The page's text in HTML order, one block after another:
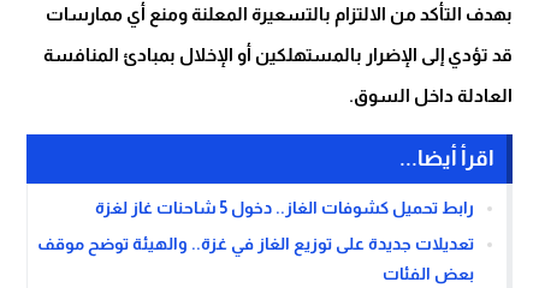
بهدف التأكد من الالتزام بالتسعيرة المعلنة ومنع أي ممارسات
قد تؤدي إلى الإضرار بالمستهلكين أو الإخلال بمبادئ المنافسة
العادلة داخل السوق.
اقرأ أيضا...
رابط تحميل كشوفات الغاز.. دخول 5 شاحنات غاز لغزة
تعديلات جديدة على توزيع الغاز في غزة.. والهيئة توضح موقف
بعض الفئات